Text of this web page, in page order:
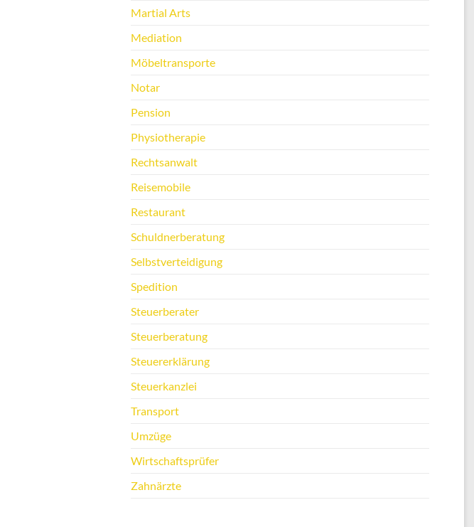
Martial Arts
Mediation
Möbeltransporte
Notar
Pension
Physiotherapie
Rechtsanwalt
Reisemobile
Restaurant
Schuldnerberatung
Selbstverteidigung
Spedition
Steuerberater
Steuerberatung
Steuererklärung
Steuerkanzlei
Transport
Umzüge
Wirtschaftsprüfer
Zahnärzte